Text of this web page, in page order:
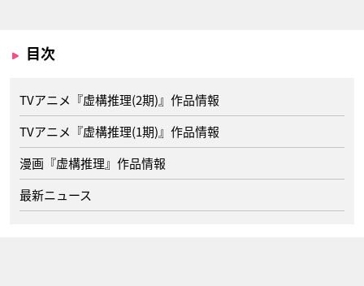
目次
TVアニメ『虚構推理(2期)』作品情報
TVアニメ『虚構推理(1期)』作品情報
漫画『虚構推理』作品情報
最新ニュース